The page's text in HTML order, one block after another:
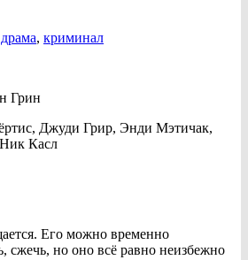
драма, криминал
Грин
Джуди Грир, Энди Мэтичак,
Касл
Его можно временно
сжечь, но оно всё равно неизбежно